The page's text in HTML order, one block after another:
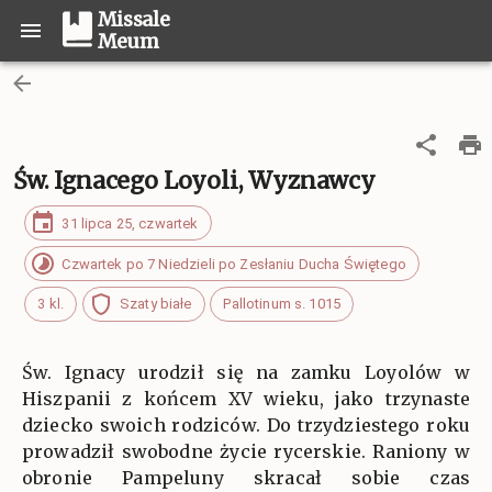
Missale
Meum
Św. Ignacego Loyoli, Wyznawcy
31 lipca 25, czwartek
Czwartek po 7 Niedzieli po Zesłaniu Ducha Świętego
3 kl. Szaty białe Pallotinum s. 1015
Św. Ignacy urodził się na zamku Loyolów w
Hiszpanii z końcem XV wieku, jako trzynaste
dziecko swoich rodziców. Do trzydziestego roku
prowadził swobodne życie rycerskie. Raniony w
obronie Pampeluny skracał sobie czas